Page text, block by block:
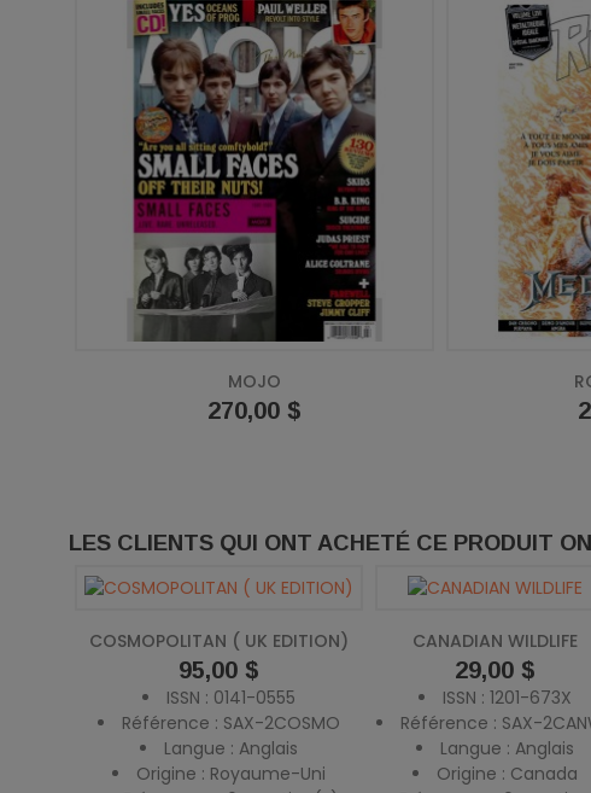
MOJO
Prix
270,00 $
LES CLIENTS QUI ONT ACHETÉ CE PRODUIT
COSMOPOLITAN ( UK EDITION)
Prix
95,00 $
ISSN : 0141-0555
Référence : SAX-2COSMO
Langue : Anglais
Origine : Royaume-Uni
CANADIAN WILDLIFE
Prix
29,00 $
ISSN : 1201-673X
Référence : SAX-
Langue : Anglais
Origine : Canada